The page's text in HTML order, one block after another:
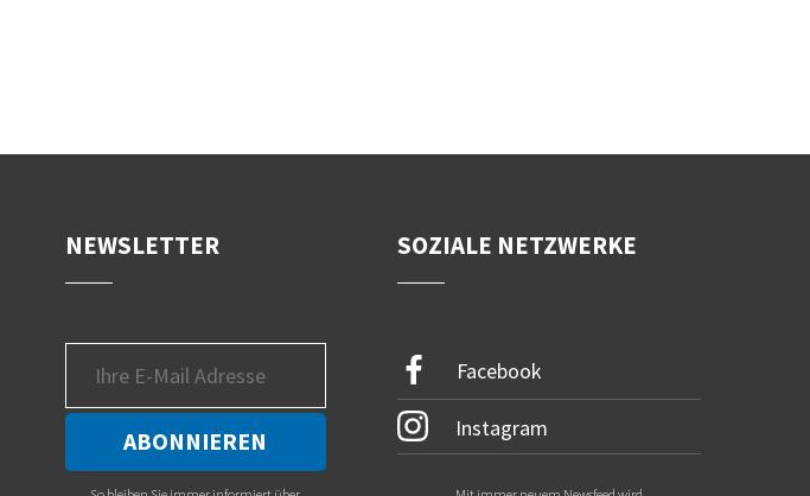
NEWSLETTER SOZIALE NETZWERKE
Facebook
Instagram